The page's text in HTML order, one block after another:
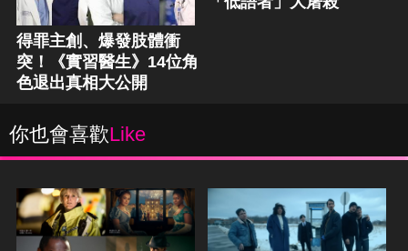
得罪主創、爆發肢體衝
突！《實習醫生》14位角
色退出真相大公開
你也會喜歡Like